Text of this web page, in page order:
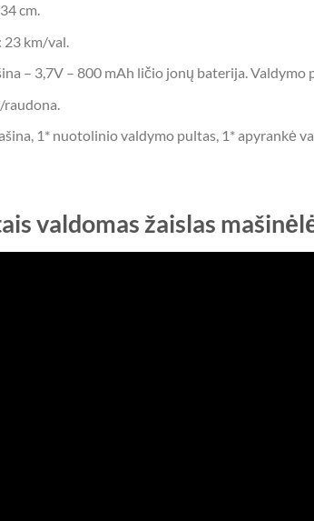
cm.
km/val.
– 3,7V – 800 mAh ličio jonų baterija.
raudona.
1* nuotolinio valdymo pultas, 1* apyrankė
valdomas žaislas